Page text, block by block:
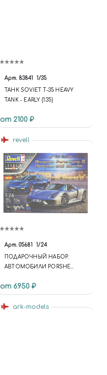
Арт. 83841 1/35
ТАНК SOVIET T-35 HEAVY
TANK - EARLY (1:35)
от 2100 ₽
revell
Арт. 05681 1/24
ПОДАРОЧНЫЙ НАБОР.
АВТОМОБИЛИ PORSHE
SPYDER (1:24)
от 6950 ₽
ark-models